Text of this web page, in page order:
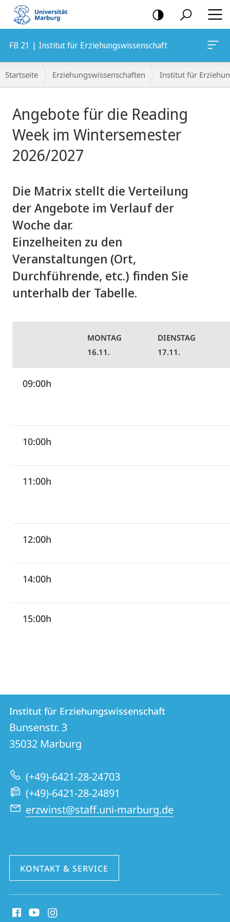
Mobile-
Navigation
FB 21 | Institut für Erziehungswissenschaft
Breadcrumb-
Navigation
Startseite Erziehungswissenschaften Institut für
Angebote für die Reading
Week im Wintersemester
2026/2027
Die Matrix stellt die Verteilung
der Angebote im Verlauf der
Woche dar.
Einzelheiten zu den
Veranstaltungen (Ort,
Durchführende, etc.) finden Sie
unterhalb der Tabelle.
MONTAG
16.11.
DIENSTAG
17.11.
09:00h
10:00h
11:00h
12:00h
14:00h
15:00h
Kontakt
und
Informationen
zur
Website
Kontaktinformationen
Institut
für
Erziehungswissenschaft
Institut für Erziehungswissenschaft
Bunsenstr. 3
35032 Marburg
(+49)-6421-28-24703
(+49)-6421-28-24891
erzwinst@staff.uni-marburg.de
KONTAKT & SERVICE